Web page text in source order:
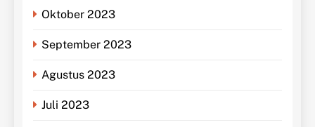
Oktober 2023
September 2023
Agustus 2023
Juli 2023